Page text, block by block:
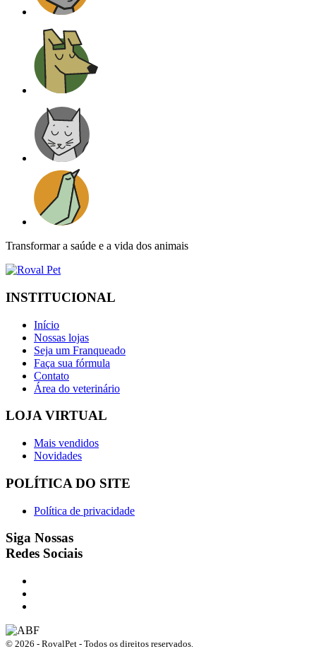
Transformar a saúde e a vida dos animais
INSTITUCIONAL
Início
Nossas lojas
Seja um Franqueado
Faça sua fórmula
Contato
Área do veterinário
LOJA VIRTUAL
Mais vendidos
Novidades
POLÍTICA DO SITE
Política de privacidade
Siga Nossas
Redes Sociais
© 2026 - RovalPet - Todos os direitos reservados.